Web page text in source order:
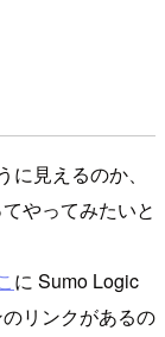
見えるのか、
やってみたいと
に Sumo Logic
リンクがあるの